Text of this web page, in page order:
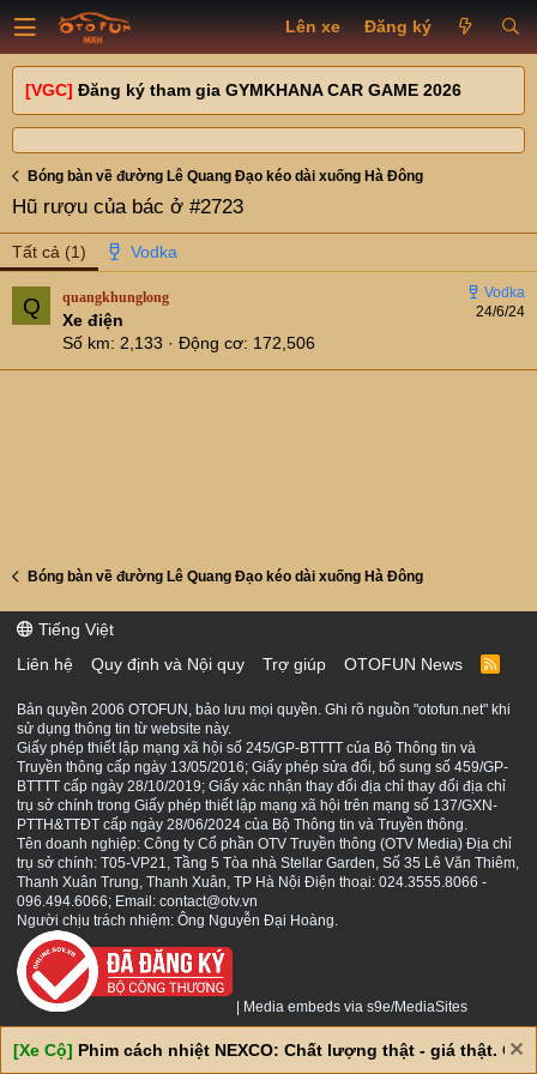
Lên xe Đăng ký
[VGC] Đăng ký tham gia GYMKHANA CAR GAME 2026
Bóng bàn về đường Lê Quang Đạo kéo dài xuống Hà Đông
Hũ rượu của bác ở #2723
Tất cả (1)
Q 24/6/24
quangkhunglong
Xe điện
Số km 2,133 Động cơ 172,506
Bóng bàn về đường Lê Quang Đạo kéo dài xuống Hà Đông
Tiếng Việt
Liên hệ
Quy định và Nội quy Trợ giúp OTOFUN News
R
S
Bản quyền 2006 OTOFUN, bảo lưu mọi quyền. Ghi rõ nguồn "otofun.net" khi
sử dụng thông tin từ website này.
Giấy phép thiết lập mạng xã hội số 245/GP-BTTTT của Bộ Thông tin và
Truyền thông cấp ngày 13/05/2016; Giấy phép sửa đổi, bổ sung số 459/GP-
BTTTT cấp ngày 28/10/2019; Giấy xác nhận thay đổi địa chỉ thay đổi địa chỉ
trụ sở chính trong Giấy phép thiết lập mạng xã hội trên mạng số 137/GXN-
PTTH&TTĐT cấp ngày 28/06/2024 của Bộ Thông tin và Truyền thông.
Tên doanh nghiệp: Công ty Cổ phần OTV Truyền thông (OTV Media) Địa chỉ
trụ sở chính: T05-VP21, Tầng 5 Tòa nhà Stellar Garden, Số 35 Lê Văn Thiêm,
Thanh Xuân Trung, Thanh Xuân, TP Hà Nội Điện thoại: 024.3555.8066 -
096.494.6066; Email: contact@otv.vn
Người chịu trách nhiệm: Ông Nguyễn Đại Hoàng.
Media embeds via s9e/MediaSites
[Xe Cộ] Phim cách nhiệt NEXCO: Chất lượng thật - giá thật. Giá